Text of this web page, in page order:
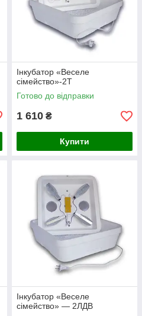
Інкубатор «Веселе
сімейство»-2Т
Готово до відправки
1 610 ₴
Купити
Інкубатор «Веселе
сімейство» — 2ЛДВ